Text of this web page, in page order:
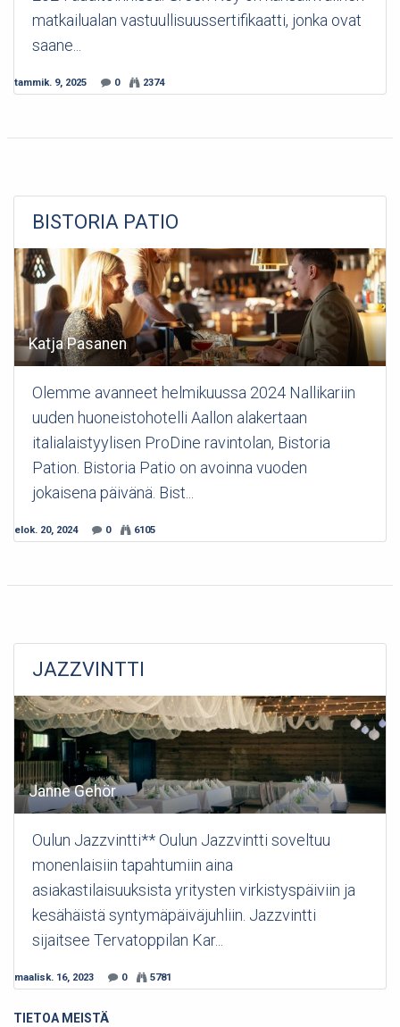
matkailualan vastuullisuussertifikaatti, jonka ovat
saane...
tammik. 9, 2025 0 2374
BISTORIA PATIO
Katja Pasanen
Olemme avanneet helmikuussa 2024 Nallikariin
uuden huoneistohotelli Aallon alakertaan
italialaistyylisen ProDine ravintolan, Bistoria
Pation. Bistoria Patio on avoinna vuoden
jokaisena päivänä. Bist...
elok. 20, 2024 0 6105
JAZZVINTTI
Janne Gehör
Oulun Jazzvintti** Oulun Jazzvintti soveltuu
monenlaisiin tapahtumiin aina
asiakastilaisuuksista yritysten virkistyspäiviin ja
kesähäistä syntymäpäiväjuhliin. Jazzvintti
sijaitsee Tervatoppilan Kar...
maalisk. 16, 2023 0 5781
TIETOA MEISTÄ